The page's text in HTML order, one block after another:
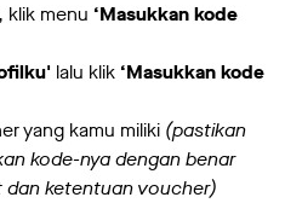
, klik menu ‘Masukkan kode
lalu klik ‘Masukkan kode
yang kamu miliki (pastikan
kode-nya dengan benar
dan ketentuan voucher)